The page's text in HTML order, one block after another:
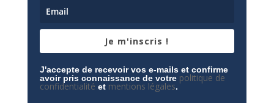
Je m'inscris !
J'accepte de recevoir vos e-mails et confirme
avoir pris connaissance de votre politique de
confidentialité et mentions légales.